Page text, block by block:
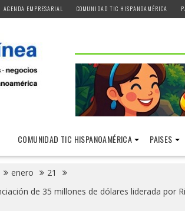
AGENDA EMPRESARIAL COMUNIDAD TIC HISPANOAMÉRICA
COMUNIDAD TIC HISPANOAMÉRICA PAISES
enero
21
de 35 millones de dólares liderada